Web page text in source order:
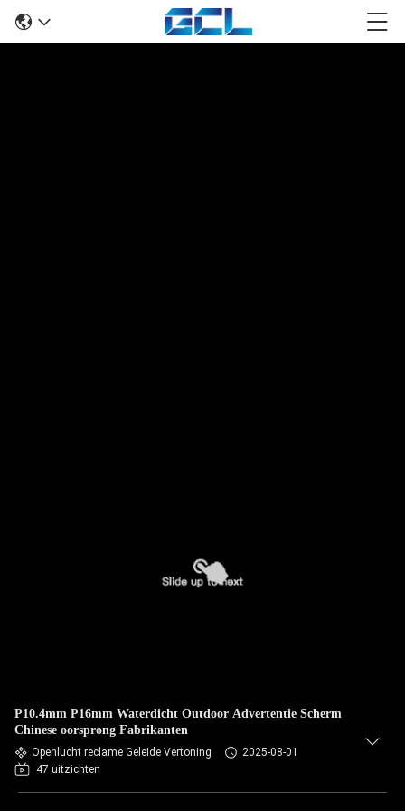
P10.4mm P16mm Waterdicht Outdoor Advertentie Scherm
Chinese oorsprong Fabrikanten
Openlucht reclame Geleide Vertoning
2025-08-01
47 uitzichten